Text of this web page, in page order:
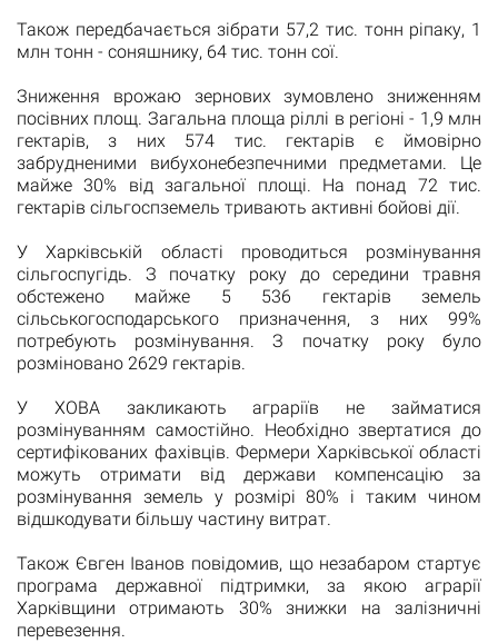
Також передбачається зібрати 57,2 тис. тонн ріпаку, 1
млн тонн - соняшнику, 64 тис. тонн сої.
Зниження врожаю зернових зумовлено зниженням
посівних площ. Загальна площа ріллі в регіоні - 1,9 млн
гектарів, з них 574 тис. гектарів є ймовірно
забрудненими вибухонебезпечними предметами. Це
майже 30% від загальної площі. На понад 72 тис.
гектарів сільгоспземель тривають активні бойові дії.
У Харківській області проводиться розмінування
сільгоспугідь. З початку року до середини травня
обстежено майже 5 536 гектарів земель
сільськогосподарського призначення, з них 99%
потребують розмінування. З початку року було
розміновано 2629 гектарів.
У ХОВА закликають аграріїв не займатися
розмінуванням самостійно. Необхідно звертатися до
сертифікованих фахівців. Фермери Харківської області
можуть отримати від держави компенсацію за
розмінування земель у розмірі 80% і таким чином
відшкодувати більшу частину витрат.
Також Євген Іванов повідомив, що незабаром стартує
програма державної підтримки, за якою аграрії
Харківщини отримають 30% знижки на залізничні
перевезення.